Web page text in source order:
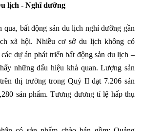
lịch - Nghĩ dưỡng
qua, bất động sản du lịch nghỉ dưỡng gần
xã hội. Nhiều cơ sở du lịch không có
dự án phát triển bất động sản du lịch –
những dấu hiệu khả quan. Lượng sản
thị trường trong Quý II đạt 7.206 sản
sản phẩm. Tương đương tỉ lệ hấp thụ